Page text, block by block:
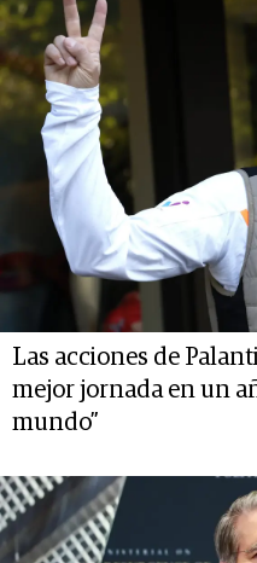
Las acciones de
mejor jornada en un
mundo”